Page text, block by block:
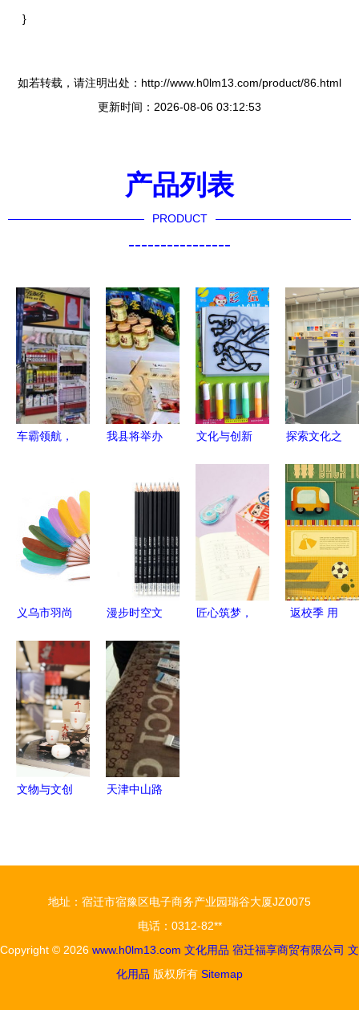
}
如若转载，请注明出处：http://www.h0lm13.com/product/86.html
更新时间：2026-08-06 03:12:53
产品列表
PRODUCT
----------------
车霸领航，
文化用品的
跨界融合之
道
我县将举办
节文化旅游
文化与创新
用品的传承
与发展
探索文化之
京文化用品
商行的瑰丽
世界
义乌市羽尚
｜文脉传
承，源自一
纸一笔的匠
心
漫步时空文
店 传承与
创新的文具
美学
匠心筑梦，
返校季 用
文物与文创
舰店试运营
热捧
天津中山路
地址：宿迁市宿豫区电子商务产业园瑞谷大厦JZ0075
电话：0312-82**
Copyright © 2026 www.h0lm13.com 文化用品 宿迁福享商贸有限公司 文
化用品 版权所有 Sitemap